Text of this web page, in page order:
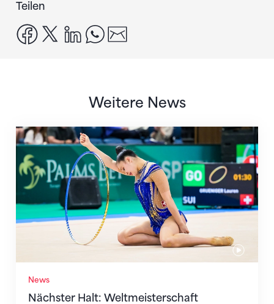
Teilen
facebook
x linkedinwhatsapp
Weitere News
News
Nächster Halt: Weltmeisterschaft
Nächster Halt: Weltmeisterschaft